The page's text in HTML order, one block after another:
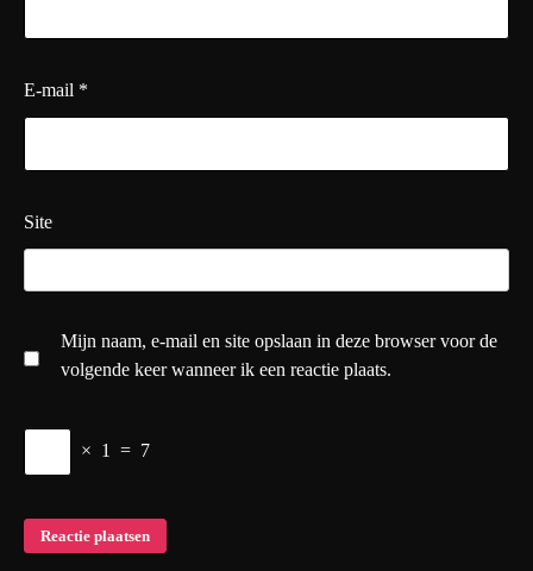
E-mail *
Site
Mijn naam, e-mail en site opslaan in deze browser voor de
volgende keer wanneer ik een reactie plaats.
× 1 = 7